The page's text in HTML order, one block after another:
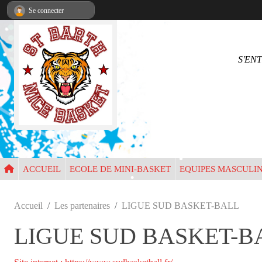
ACCUEIL ECOLE DE MINI-BASKET EQUIPES
Accueil Les partenaires LIGUE SUD BASKET-BALL
LIGUE SUD BASKET-
Se connecter
•
•
•
•
•
•
Panneau de gestion des cookies